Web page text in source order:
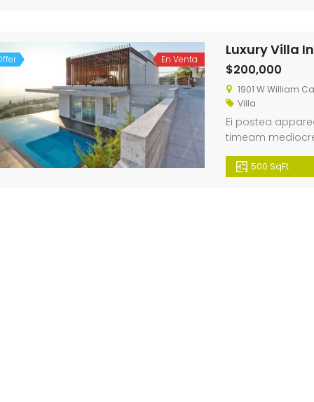
En Venta
Luxury Villa
$200,000
1901 W William
Villa
Ei postea
timeam
eu vel.500 SqFt
Blvd Los Angeles, CA 90038
$5 K/ Month
60 N Venice Blvd Venice, CA 90291
Price